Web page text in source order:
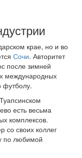
крае, но и во
Сочи. Авторитет
после зимней
международных
есть весьма
комплексов.
со своих коллег
по любимой